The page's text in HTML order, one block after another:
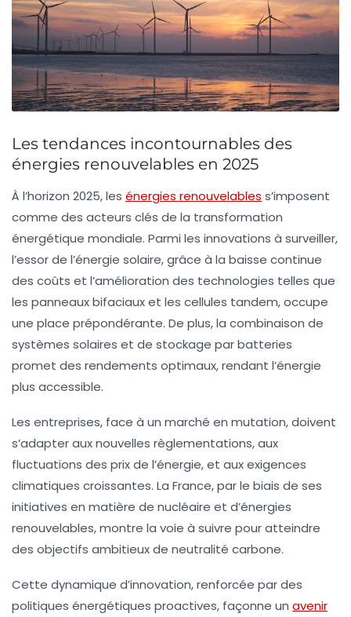
Les tendances incontournables des
énergies renouvelables en 2025
À l’horizon 2025, les énergies renouvelables s’imposent
comme des acteurs clés de la transformation
énergétique mondiale. Parmi les innovations à surveiller,
l’essor de l’énergie solaire, grâce à la baisse continue
des coûts et l’amélioration des technologies telles que
les panneaux bifaciauxet les cellules tandem, occupe
une place prépondérante. De plus, la combinaison de
systèmes solaires et de stockage par batteries
promet des rendements optimaux, rendant l’énergie
plus accessible.
Les entreprises, face à un marché en mutation, doivent
s’adapter aux nouvelles règlementations, aux
fluctuations des prix de l’énergie, et aux exigences
climatiques croissantes. La France, par le biais de ses
initiatives en matière de nucléaire et d’énergies
renouvelables, montre la voie à suivre pour atteindre
des objectifs ambitieux de neutralité carbone.
Cette dynamique d’innovation, renforcée par des
politiques énergétiques proactives, façonne un avenir